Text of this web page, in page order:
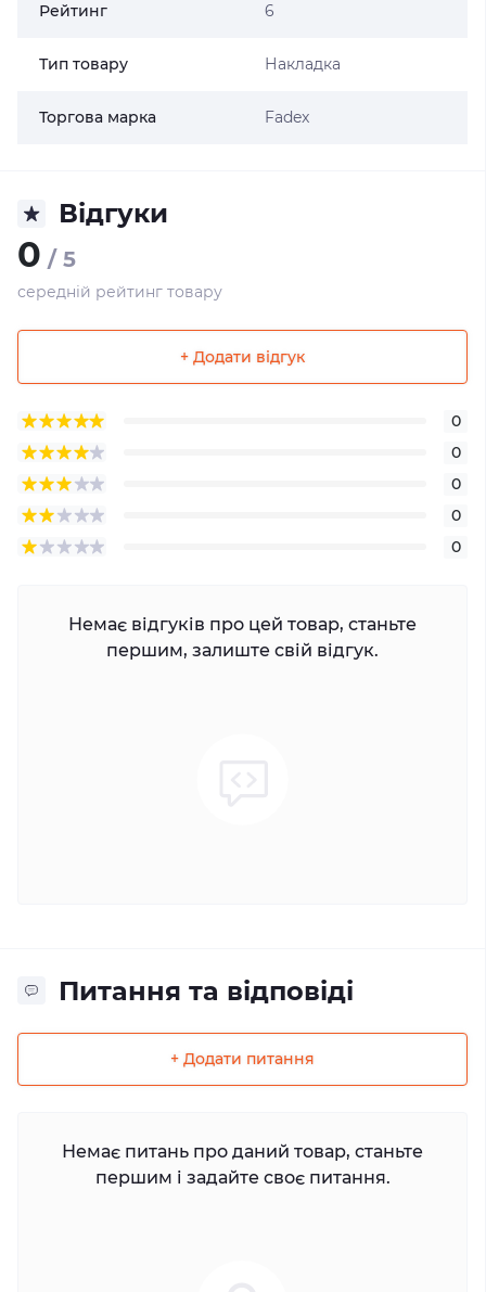
Рейтинг 6
Тип товару Накладка
Торгова марка Fadex
Відгуки
0 / 5
середній рейтинг товару
+ Додати відгук
0
0
0
0
0
Немає відгуків про цей товар, станьте
першим, залиште свій відгук.
Питання та відповіді
+ Додати питання
Немає питань про даний товар, станьте
першим і задайте своє питання.